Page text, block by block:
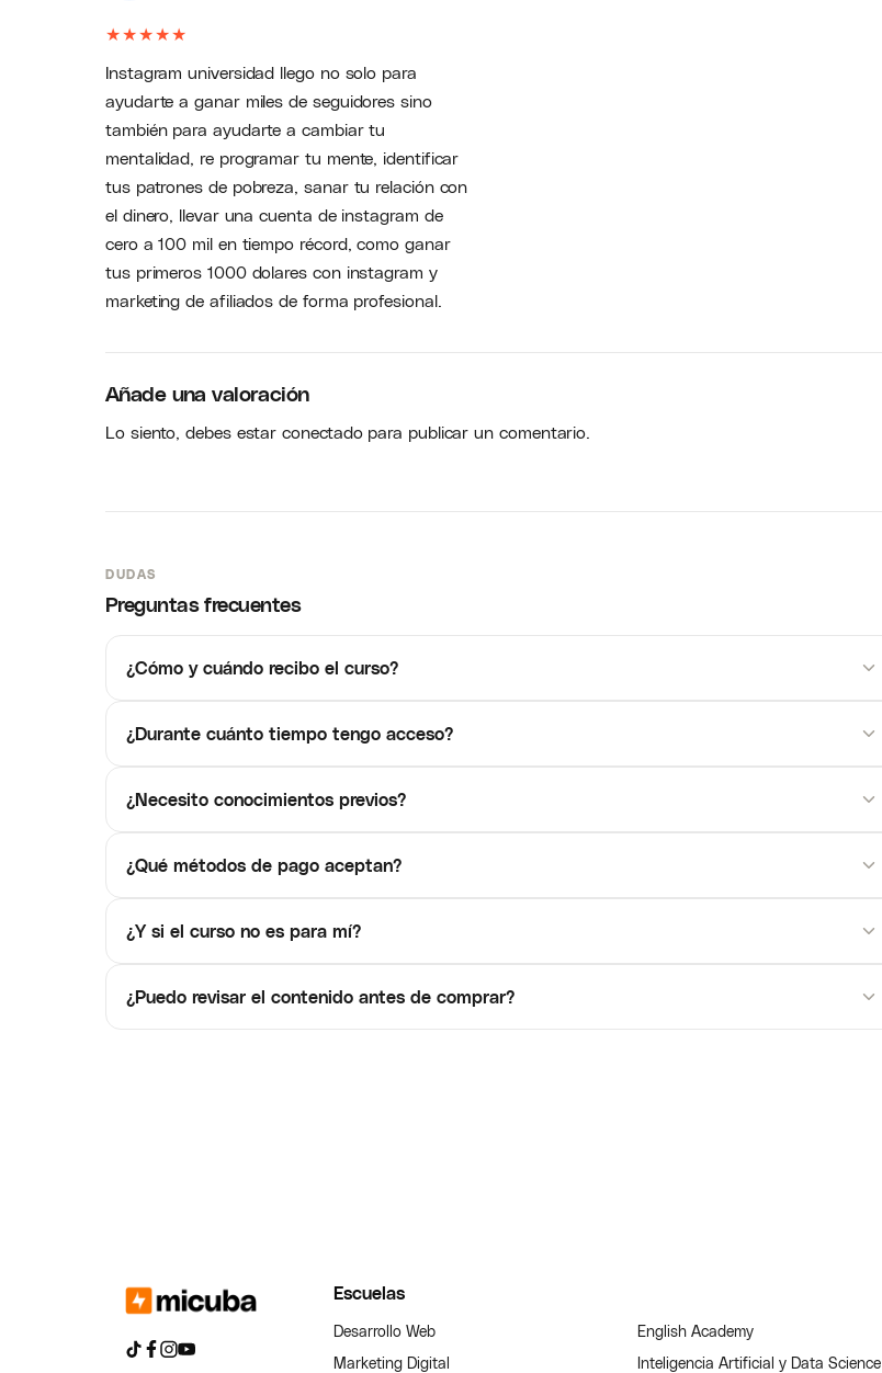
★★★★★
Instagram universidad llego no solo para
ayudarte a ganar miles de seguidores sino
también para ayudarte a cambiar tu
mentalidad, re programar tu mente, identificar
tus patrones de pobreza, sanar tu relación con
el dinero, llevar una cuenta de instagram de
cero a 100 mil en tiempo récord, como ganar
tus primeros 1000 dolares con instagram y
marketing de afiliados de forma profesional.
Añade una valoración
Lo siento, debes estarconectadopara publicar un comentario.
DUDAS
Preguntas frecuentes
¿Cómo y cuándo recibo el curso?
¿Durante cuánto tiempo tengo acceso?
¿Necesito conocimientos previos?
¿Qué métodos de pago aceptan?
¿Y si el curso no es para mí?
¿Puedo revisar el contenido antes de comprar?
Escuelas
Desarrollo Web
English Academy
Marketing Digital
Inteligencia Artificial y Data Science